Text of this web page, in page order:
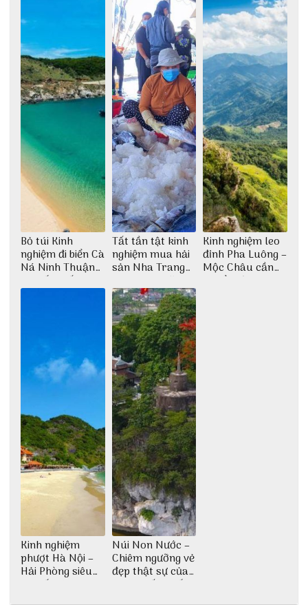
Bỏ túi Kinh
nghiệm đi biển Cà
Ná Ninh Thuận
chi tiết nhất
Tất tần tật kinh
nghiệm mua hải
sản Nha Trang
không lo chặt
chém
Kinh nghiệm leo
đỉnh Pha Luông –
Mộc Châu cần
chuẩn bị những
Kinh nghiệm
phượt Hà Nội –
Hải Phòng siêu
chi tiết dành cho
Núi Non Nước –
Chiêm ngưỡng vẻ
đẹp thật sự của
di tích cấp quốc